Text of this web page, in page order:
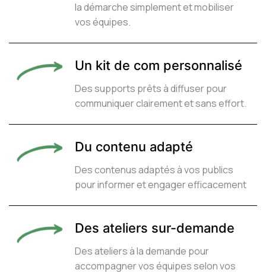
la démarche simplement et mobiliser
vos équipes.
Un kit de com personnalisé
Des supports prêts à diffuser pour
communiquer clairement et sans effort.
Du contenu adapté
Des contenus adaptés à vos publics
pour informer et engager efficacement
Des ateliers sur-demande
Des ateliers à la demande pour
accompagner vos équipes selon vos